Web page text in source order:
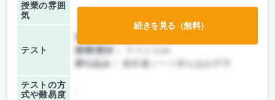
授業の雰囲
気
テスト
前期/中間：
後期/期末：
持ち込み：
教科書ノート持ち込み不可
テストの方
式や難易度
続きを見る（無料）